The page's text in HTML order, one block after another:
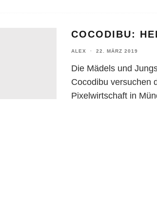
COCODIBU:
ALEX · 22. MÄRZ 2019
Die Mädels und
Cocodibu versuchen
Pixelwirtschaft in